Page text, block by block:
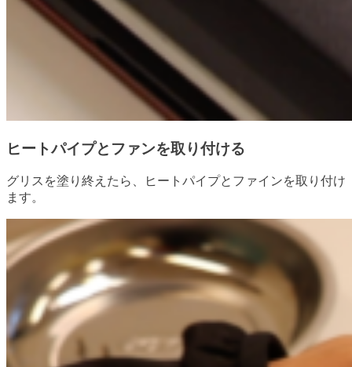
ヒートパイプとファンを取り付ける
グリスを塗り終えたら、ヒートパイプとファインを取り付け
ます。